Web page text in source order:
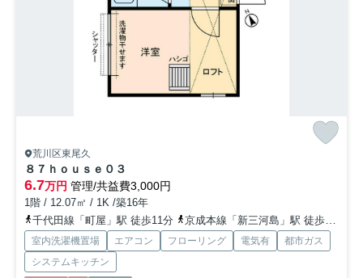
荒川区東尾久
８７ｈｏｕｓｅ０３
6.7万円 管理/共益費3,000円
1階 / 12.07㎡ / 1K /築16年
千代田線「町屋」駅 徒歩11分
京成本線「新三河島」駅 徒歩8分
室内洗濯機置場 エアコン フローリング 電気有
都市ガス
システムキッチン